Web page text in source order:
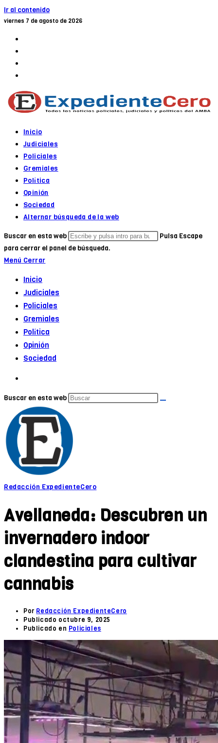
Ir al contenido
viernes 7 de agosto de 2026
Inicio
Judiciales
Policiales
Gremiales
Política
Opinión
Sociedad
Alternar búsqueda de la web
Buscar en esta web
Pulsa Escape
para cerrar el panel de búsqueda.
Menú Cerrar
Inicio
Judiciales
Policiales
Gremiales
Política
Opinión
Sociedad
Buscar en esta web
Redacción ExpedienteCero
Avellaneda: Descubren un
invernadero indoor
clandestina para cultivar
cannabis
Por Redacción ExpedienteCero
Publicado octubre 9, 2025
Publicado en Policiales